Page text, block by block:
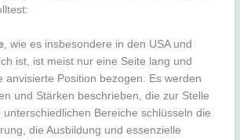
, wie es insbesondere in den USA und
ist, ist meist nur eine Seite lang und
anvisierte Position bezogen. Es werden
und Stärken beschrieben, die zur Stelle
unterschiedlichen Bereiche schlüsseln die
die Ausbildung und essenzielle